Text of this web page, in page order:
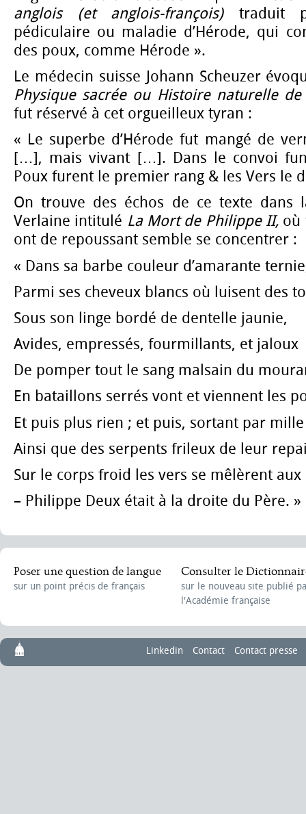
anglois (et anglois-françois) traduit
pédiculaire ou maladie d’Hérode, qui
des poux, comme Hérode ».
Le médecin suisse Johann Scheuzer
Physique sacrée ou Histoire naturelle
fut réservé à cet orgueilleux tyran :
« Le superbe d’Hérode fut mangé de
[…], mais vivant […]. Dans le convoi
Poux furent le premier rang & les Vers le
On trouve des échos de ce texte
Verlaine intitulé La Mort de Philippe II, où
ont de repoussant semble se concentrer :
« Dans sa barbe couleur d’amarante
Parmi ses cheveux blancs où luisent des
Sous son linge bordé de dentelle jaunie,
Avides, empressés, fourmillants, et jaloux
De pomper tout le sang malsain du
En bataillons serrés vont et viennent les
Et puis plus rien ; et puis, sortant par
Ainsi que des serpents frileux de leur
Sur le corps froid les vers se mêlèrent aux
– Philippe Deux était à la droite du Père. »
Poser une question de langue
sur un point précis de français
Consulter le
sur le nouveau site publié
l'Académie française
Linkedin Contact Contact presse